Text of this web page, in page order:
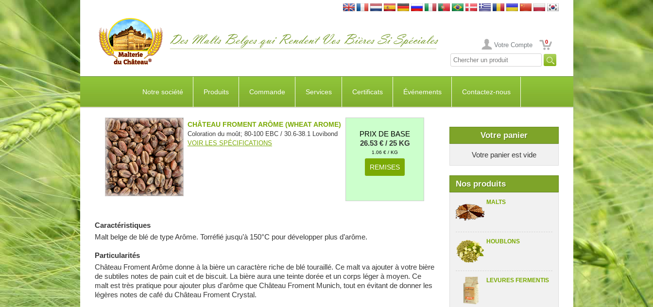
Votre Compte 0
Notre société Produits Commande Services Certificats Événements Contactez-nous
Votre panier
Votre panier est vide
Nos produits
MALTS
HOUBLONS
LEVURES FERMENTIS
CHÂTEAU FROMENT ARÔME (WHEAT AROME)
Coloration du moût; 80-100 EBC / 30.6-38.1 Lovibond
VOIR LES SPÉCIFICATIONS
PRIX DE BASE
26.53 € / 25 KG
1.06 € / KG
REMISES
Caractéristiques
Malt belge de blé de type Arôme. Torréfié jusqu’à 150°C pour développer plus d’arôme.
Particularités
Château Froment Arôme donne à la bière un caractère riche de blé touraillé. Ce malt va ajouter à votre bière
de subtiles notes de pain cuit et de biscuit. La bière aura une teinte dorée et un corps léger à moyen. Ce
malt est très pratique pour ajouter plus d'arôme que Château Froment Munich, tout en évitant de donner les
légères notes de café du Château Froment Crystal.